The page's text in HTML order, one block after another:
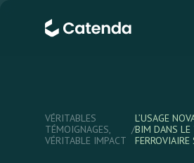
VÉRITABLES
TÉMOIGNAGES,
VÉRITABLE IMPACT
/
L’USAGE
BIM DANS LE
FERROVIAIRE